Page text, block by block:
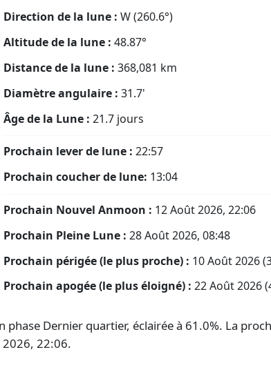
Direction de la lune : W (260.6°)
Altitude de la lune : 48.87°
Distance de la lune : 368,081 km
Diamètre angulaire : 31.7'
Âge de la Lune : 21.7 jours
Prochain lever de lune : 22:57
Prochain coucher de lune: 13:04
Prochain Nouvel Anmoon : 12 Août 2026, 22:06
Prochain Pleine Lune : 28 Août 2026, 08:48
Prochain périgée (le plus proche) : 10 Août 2026
Prochain apogée (le plus éloigné) : 22 Août 2026
phase Dernier quartier, éclairée à 61.0%. La
22:06.